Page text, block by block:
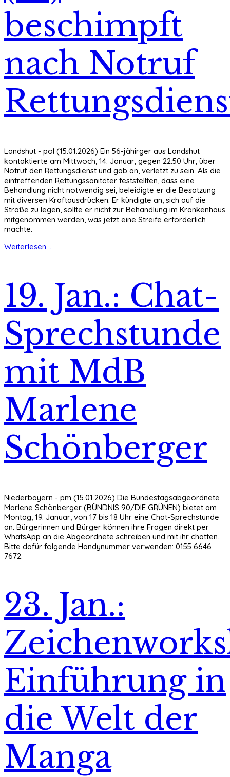
beschimpft
nach Notruf
Landshut - pol (15.01.2026) Ein 56-jähirger aus Landshut
kontaktierte am Mittwoch, 14. Januar, gegen 22:50 Uhr, über
Notruf den Rettungsdienst und gab an, verletzt zu sein. Als die
eintreffenden Rettungssanitäter feststellten, dass eine
Behandlung nicht notwendig sei, beleidigte er die Besatzung
mit diversen Kraftausdrücken. Er kündigte an, sich auf die
Straße zu legen, sollte er nicht zur Behandlung im Krankenhaus
mitgenommen werden, was jetzt eine Streife erforderlich
machte.
Weiterlesen ...
19. Jan.: Chat-
Sprechstunde
mit MdB
Marlene
Schönberger
Niederbayern - pm (15.01.2026) Die Bundestagsabgeordnete
Marlene Schönberger (BÜNDNIS 90/DIE GRÜNEN) bietet am
Montag, 19. Januar, von 17 bis 18 Uhr eine Chat-Sprechstunde
an. Bürgerinnen und Bürger können ihre Fragen direkt per
WhatsApp an die Abgeordnete schreiben und mit ihr chatten.
Bitte dafür folgende Handynummer verwenden: 0155 6646
7672.
23. Jan.:
Einführung in
die Welt der
Manga